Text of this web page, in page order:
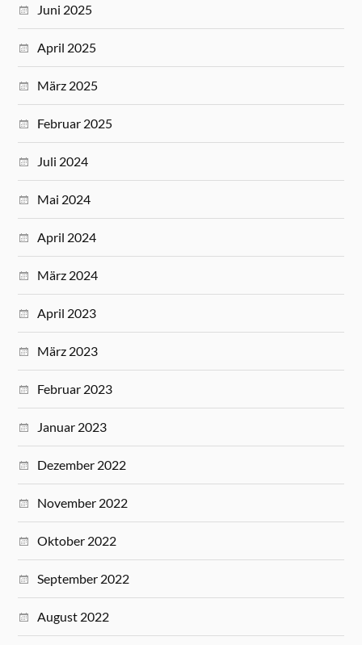
Juni 2025
April 2025
März 2025
Februar 2025
Juli 2024
Mai 2024
April 2024
März 2024
April 2023
März 2023
Februar 2023
Januar 2023
Dezember 2022
November 2022
Oktober 2022
September 2022
August 2022